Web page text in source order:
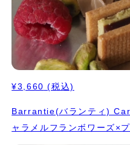
¥3,660 (税込)
Barrantie(バランティ)
ャラメルフランボワーズ×